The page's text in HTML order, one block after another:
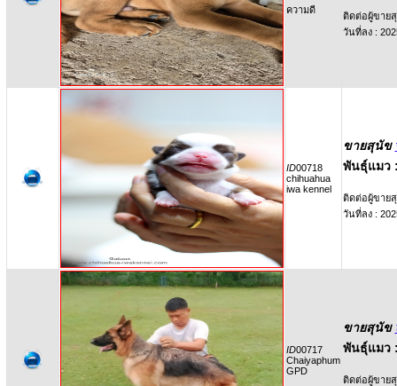
ความดี
ติดต่อผู้ขาย
วันที่ลง :
ID00718
chihuahua
iwa kennel
ขายสุนัข
พันธุ์แมว
ติดต่อผู้ขาย
วันที่ลง :
ID00717
Chaiyaphum
GPD
ขายสุนัข
พันธุ์แมว
ติดต่อผู้ขาย